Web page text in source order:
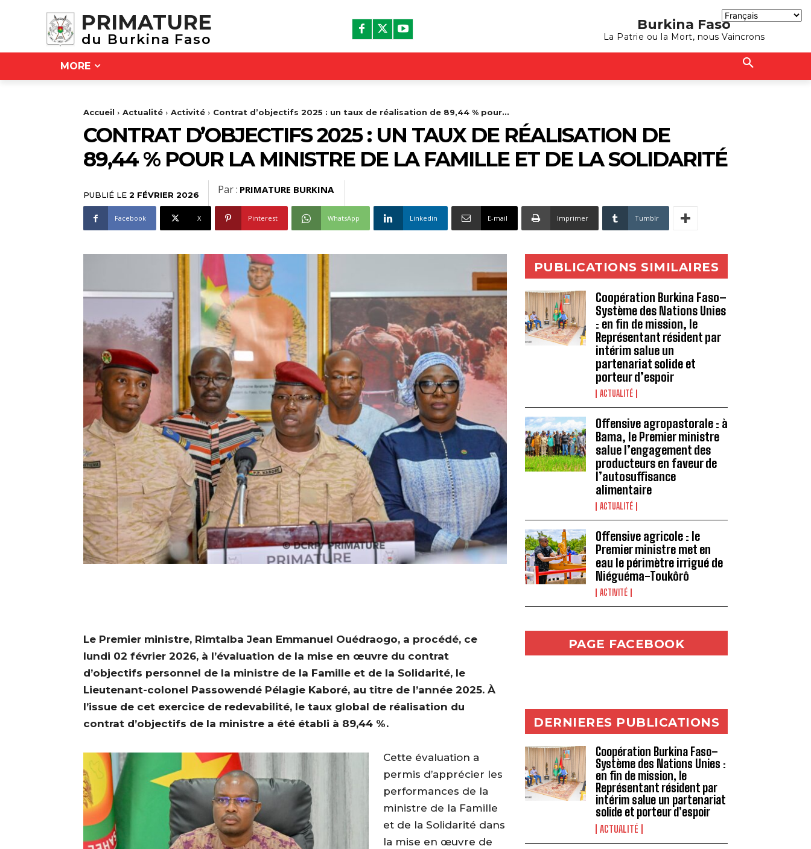
PRIMATURE
du Burkina Faso
Burkina Faso
La Patrie ou la Mort, nous Vaincrons
MORE
Accueil Actualité Activité Contrat d’objectifs 2025 : un taux de réalisation de 89,44 % pour...
CONTRAT D’OBJECTIFS 2025 : UN TAUX DE RÉALISATION DE
89,44 % POUR LA MINISTRE DE LA FAMILLE ET DE LA SOLIDARITÉ
PUBLIÉ LE 2 FÉVRIER 2026 Par : PRIMATURE BURKINA
Facebook X Pinterest WhatsApp Linkedin E-mail Imprimer Tumblr
PUBLICATIONS SIMILAIRES
Coopération Burkina Faso–
Système des Nations Unies
: en fin de mission, le
Représentant résident par
intérim salue un
partenariat solide et
porteur d’espoir
ACTUALITÉ
Offensive agropastorale : à
Bama, le Premier ministre
salue l’engagement des
producteurs en faveur de
l’autosuffisance
alimentaire
ACTUALITÉ
Offensive agricole : le
Premier ministre met en
eau le périmètre irrigué de
Niéguéma-Toukôrô
ACTIVITÉ
Le Premier ministre, Rimtalba Jean Emmanuel Ouédraogo, a procédé, ce
lundi 02 février 2026, à l’évaluation de la mise en œuvre du contrat
d’objectifs personnel de la ministre de la Famille et de la Solidarité, le
Lieutenant-colonel Passowendé Pélagie Kaboré, au titre de l’année 2025. À
l’issue de cet exercice de redevabilité, le taux global de réalisation du
contrat d’objectifs de la ministre a été établi à 89,44 %.
‎Cette évaluation a
permis d’apprécier les
performances de la
ministre de la Famille
et de la Solidarité dans
la mise en œuvre de
PAGE FACEBOOK
DERNIERES PUBLICATIONS
Coopération Burkina Faso–
Système des Nations Unies :
en fin de mission, le
Représentant résident par
intérim salue un partenariat
solide et porteur d’espoir
ACTUALITÉ